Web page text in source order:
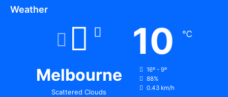
Weather
Melbourne
Scattered Clouds
10 ℃
16º - 9º
88%
0.43 km/h